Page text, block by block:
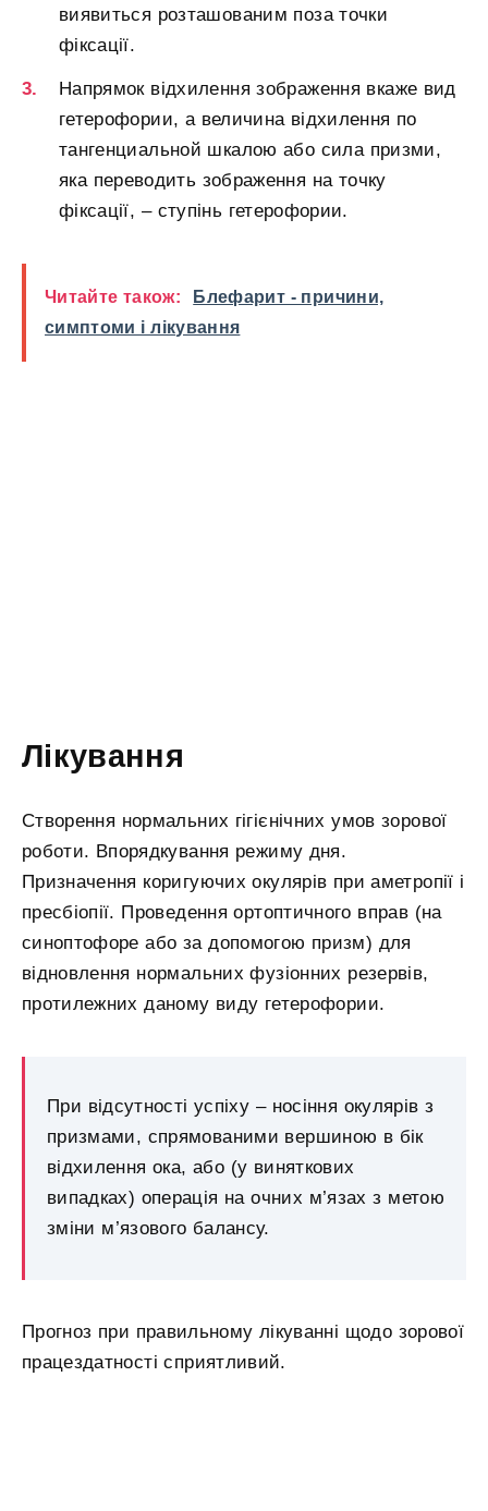
виявиться розташованим поза точки
фіксації.
Напрямок відхилення зображення вкаже вид
гетерофории, а величина відхилення по
тангенциальной шкалою або сила призми,
яка переводить зображення на точку
фіксації, – ступінь гетерофории.
Читайте також:
Блефарит - причини,
симптоми і лікування
Лікування
Створення нормальних гігієнічних умов зорової
роботи. Впорядкування режиму дня.
Призначення коригуючих окулярів при аметропії і
пресбіопії. Проведення ортоптичного вправ (на
синоптофоре або за допомогою призм) для
відновлення нормальних фузіонних резервів,
протилежних даному виду гетерофории.
При відсутності успіху – носіння окулярів з
призмами, спрямованими вершиною в бік
відхилення ока, або (у виняткових
випадках) операція на очних м’язах з метою
зміни м’язового балансу.
Прогноз при правильному лікуванні щодо зорової
працездатності сприятливий.